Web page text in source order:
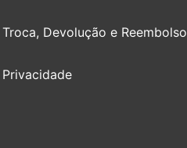
Devolução e Reembolso